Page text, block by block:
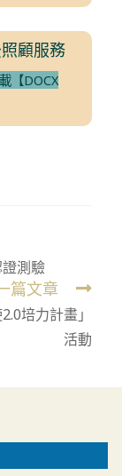
顧服務
【DOCX
測驗
篇文章
培力計畫」
活動